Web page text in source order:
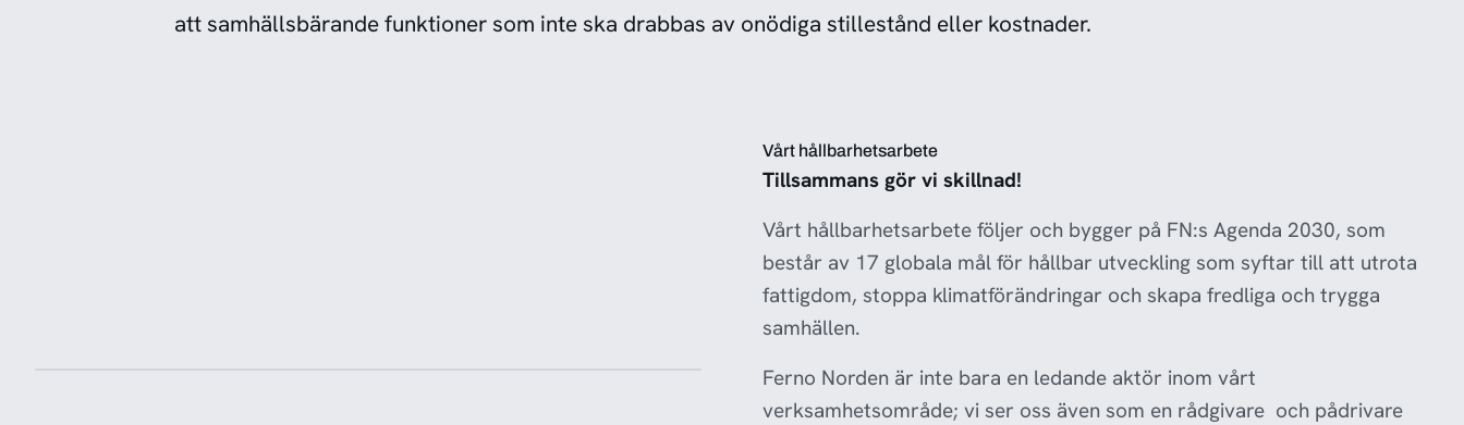
att samhällsbärande funktioner som inte ska drabbas av onödiga stillestånd eller kostnader.
Vårt hållbarhetsarbete
Tillsammans gör vi skillnad!
Vårt hållbarhetsarbete följer och bygger på FN:s Agenda 2030, som
består av 17 globala mål för hållbar utveckling som syftar till att utrota
fattigdom, stoppa klimatförändringar och skapa fredliga och trygga
samhällen.
Ferno Norden är inte bara en ledande aktör inom vårt
verksamhetsområde; vi ser oss även som en rådgivare och pådrivare